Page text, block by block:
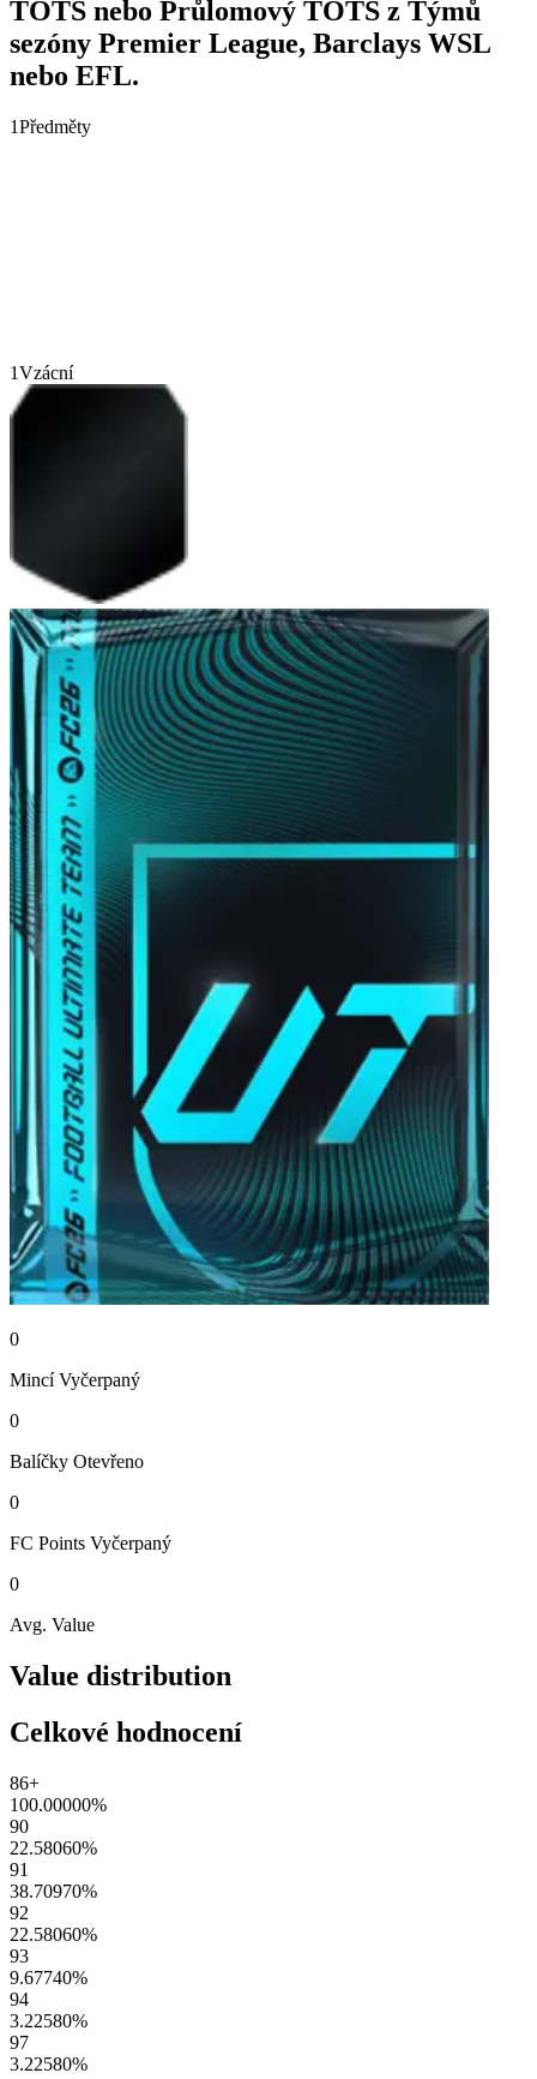
TOTS nebo Průlomový TOTS z Týmů
sezóny Premier League, Barclays WSL
nebo EFL.
1Předměty
1Vzácní
0
Mincí Vyčerpaný
0
Balíčky Otevřeno
0
FC Points Vyčerpaný
0
Avg. Value
Value distribution
Celkové hodnocení
86+
100.00000%
90
22.58060%
91
38.70970%
92
22.58060%
93
9.67740%
94
3.22580%
97
3.22580%